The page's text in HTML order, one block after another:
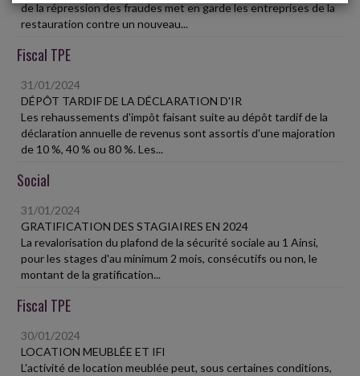
de la répression des fraudes met en garde les entreprises de la
restauration contre un nouveau...
Fiscal TPE
31/01/2024
DÉPÔT TARDIF DE LA DÉCLARATION D'IR
Les rehaussements d'impôt faisant suite au dépôt tardif de la
déclaration annuelle de revenus sont assortis d'une majoration
de 10 %, 40 % ou 80 %. Les...
Social
31/01/2024
GRATIFICATION DES STAGIAIRES EN 2024
La revalorisation du plafond de la sécurité sociale au 1 Ainsi,
pour les stages d'au minimum 2 mois, consécutifs ou non, le
montant de la gratification...
Fiscal TPE
30/01/2024
LOCATION MEUBLÉE ET IFI
L'activité de location meublée peut, sous certaines conditions,